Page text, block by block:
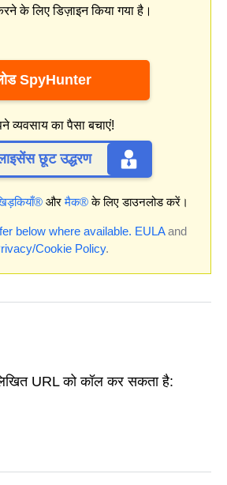
के लिए डिज़ाइन किया गया है।
SpyHunter
व्यवसाय का पैसा बचाएं!
छूट उद्धरण
औरमैक®के लिए डाउनलोड करें।
below where available. EULAand
Cookie Policy.
URL को कॉल कर सकता है: